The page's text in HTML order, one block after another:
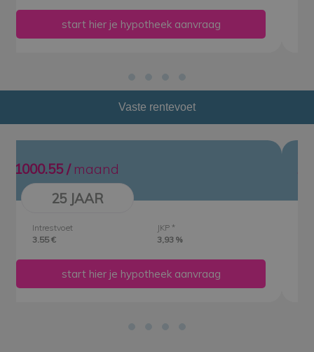
start hier je hypotheek aanvraag
Vaste rentevoet
1159.25 /maand
20 JAAR
Intrestvoet
3.55 €
JKP *
3,95 %
start hier je hypotheek aanvraag